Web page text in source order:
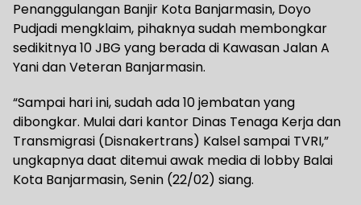
Penanggulangan Banjir Kota Banjarmasin, Doyo
Pudjadi mengklaim, pihaknya sudah membongkar
sedikitnya 10 JBG yang berada di Kawasan Jalan A
Yani dan Veteran Banjarmasin.
“Sampai hari ini, sudah ada 10 jembatan yang
dibongkar. Mulai dari kantor Dinas Tenaga Kerja dan
Transmigrasi (Disnakertrans) Kalsel sampai TVRI,”
ungkapnya daat ditemui awak media di lobby Balai
Kota Banjarmasin, Senin (22/02) siang.